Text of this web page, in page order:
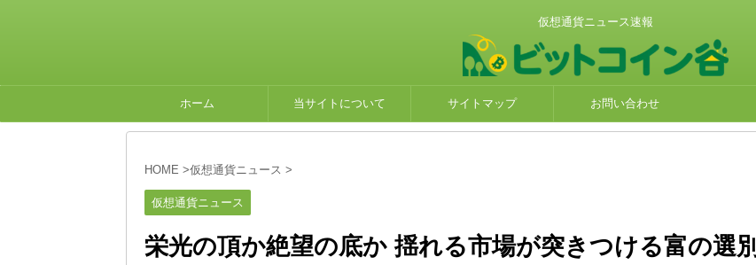
仮想通貨ニュース速報
ホーム 当サイトについて サイトマップ お問い合わせ
HOME >仮想通貨ニュース >
仮想通貨ニュース
栄光の頂か絶望の底か 揺れる市場が突きつける富の選別